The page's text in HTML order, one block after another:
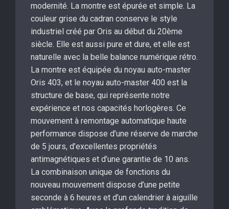
modernité. La montre est épurée et simple. La
couleur grise du cadran conserve le style
industriel créé par Oris au début du 20ème
siècle. Elle est aussi pure et dure, et elle est
naturelle avec la belle balance numérique rétro.
La montre est équipée du noyau auto-master
Oris 403, et le noyau auto-master 400 est la
structure de base, qui représente notre
expérience et nos capacités horlogères. Ce
mouvement à remontage automatique haute
performance dispose d’une réserve de marche
de 5 jours, d’excellentes propriétés
antimagnétiques et d’une garantie de 10 ans.
La combinaison unique de fonctions du
nouveau mouvement dispose d’une petite
seconde à 6 heures et d’un calendrier à aiguille